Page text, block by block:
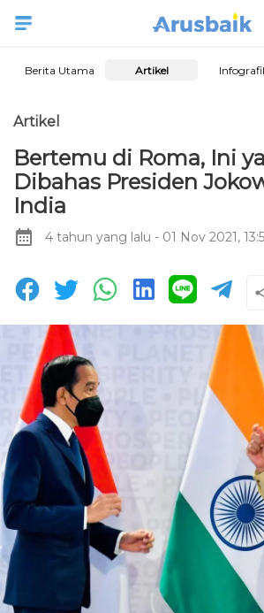
Berita Utama Artikel
Artikel
Bertemu di Roma, Ini
Dibahas Presiden
India
4 tahun yang lalu - 01 Nov 2021,